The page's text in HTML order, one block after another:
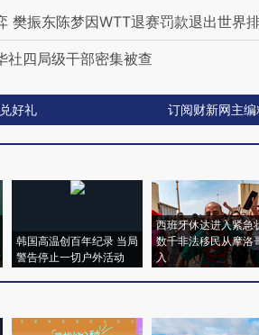
樊振东陈梦因WTT退赛罚款退出世界
社四局级干部密集被查
好礼 订阅财新网主
韩国高温创百年纪录 当局
警告停止一切户外活动
西班牙休达进入紧急
数千非法移民从摩洛
入